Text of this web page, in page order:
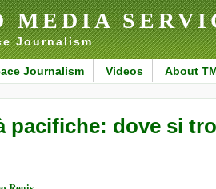
MEDIA
Journalism
Journalism Videos About
pacifiche: dove si